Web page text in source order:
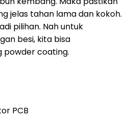
jelas tahan lama dan kokoh.
pilihan. Nah untuk
besi, kita bisa
powder coating.
PCB